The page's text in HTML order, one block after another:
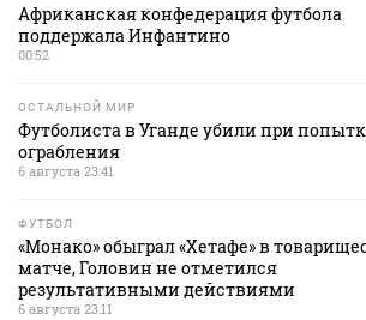
Африканская конфедерация футбола
поддержала Инфантино
00:52
ОСТАЛЬНОЙ МИР
Футболиста в Уганде убили при
ограбления
6 августа 23:41
ФУТБОЛ
«Монако» обыграл «Хетафе» в
матче, Головин не отметился
результативными действиями
6 августа 23:11